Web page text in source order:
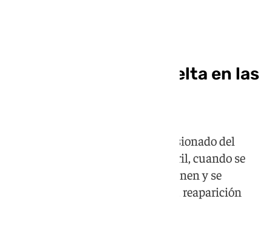
Carlos Alcaraz, de vuelta en las
El tenista murciano se marchó lesionado del
Conde de Godó el pasado 14 de abril, cuando se
enfrentaba al finlandés Otto Virtanen y se
encuentra en la recta final para su reaparición